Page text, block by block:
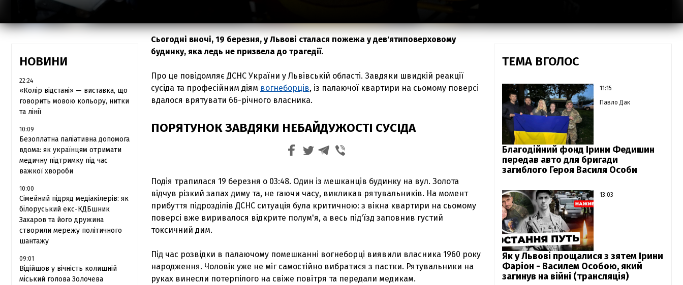
НОВИНИ
22:24
«Колір відстані» — виставка, що
говорить мовою кольору, нитки
та лінії
10:09
Безоплатна паліативна допомога
вдома: як українцям отримати
медичну підтримку під час
важкої хвороби
10:00
Сімейний підряд медіакілерів: як
білоруський екс-КДБшник
Захаров та його дружина
створили мережу політичного
шантажу
09:01
Відійшов у вічність колишній
міський голова Золочева
Сьогодні вночі, 19 березня, у Львові сталася пожежа у дев'ятиповерховому
будинку, яка ледь не призвела до трагедії.
Про це повідомляє ДСНС України у Львівській області. Завдяки швидкій реакції
сусіда та професійним діям вогнеборців, із палаючої квартири на сьомому поверсі
вдалося врятувати 66-річного власника.
ПОРЯТУНОК ЗАВДЯКИ НЕБАЙДУЖОСТІ СУСІДА
Подія трапилася 19 березня о 03:48. Один із мешканців будинку на вул. Золота
відчув різкий запах диму та, не гаючи часу, викликав рятувальників. На момент
прибуття підрозділів ДСНС ситуація була критичною: з вікна квартири на сьомому
поверсі вже виривалося відкрите полум'я, а весь під'їзд заповнив густий
токсичний дим.
Під час розвідки в палаючому помешканні вогнеборці виявили власника 1960 року
народження. Чоловік уже не міг самостійно вибратися з пастки. Рятувальники на
руках винесли потерпілого на свіже повітря та передали медикам.
ТЕМА ВГОЛОС
11:15
Павло Дак
Благодійний фонд Ірини Федишин
передав авто для бригади
загиблого Героя Василя Особи
13:03
Як у Львові прощалися з зятем Ірини
Фаріон - Василем Особою, який
загинув на війні (трансляція)